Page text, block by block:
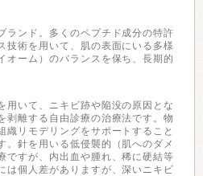
ランド。多くのペプチド成分の特許
技術を用いて、肌の表面にいる多様
オーム）のバランスを保ち、長期的
用いて、ニキビ跡や陥没の原因とな
剥離する自由診療の治療法です。物
織リモデリングをサポートすること
。針を用いる低侵襲的（肌へのダメ
ですが、内出血や腫れ、稀に硬結等
は個人差がありますが、深いニキビ